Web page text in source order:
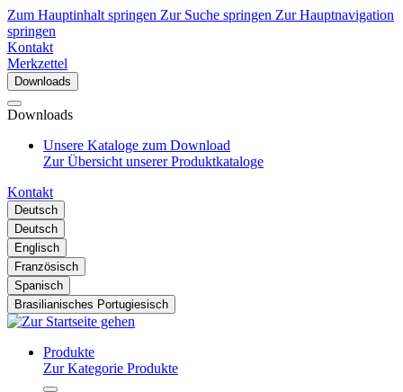
Zum Hauptinhalt springen Zur Suche springen Zur Hauptnavigation
springen
Kontakt
Merkzettel
Downloads
Downloads
Unsere Kataloge zum Download
Zur Übersicht unserer Produktkataloge
Kontakt
Deutsch
Deutsch
Englisch
Französisch
Spanisch
Brasilianisches Portugiesisch
Produkte
Zur Kategorie Produkte